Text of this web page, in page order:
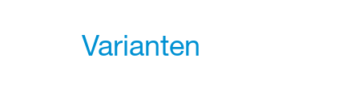
Varianten